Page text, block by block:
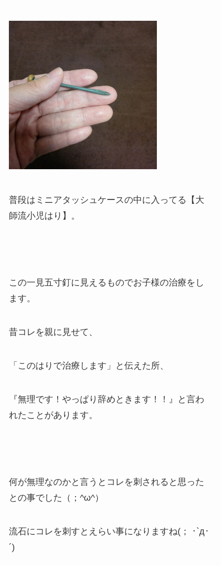
普段はミニアタッシュケースの中に入ってる【大
師流小児はり】。
この一見五寸釘に見えるものでお子様の治療をし
ます。
昔コレを親に見せて、
「このはりで治療します」と伝えた所、
『無理です！やっぱり辞めときます！！』と言わ
れたことがあります。
何が無理なのかと言うとコレを刺されると思った
との事でした（；^ω^）
流石にコレを刺すとえらい事になりますね(； ･`д･
´)